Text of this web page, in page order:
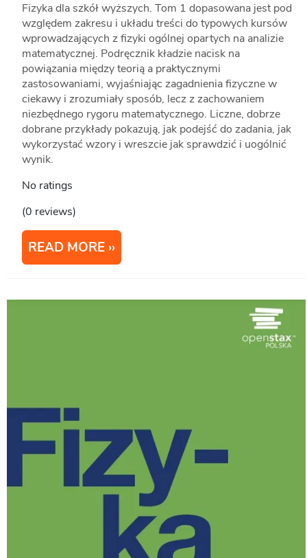
Fizyka dla szkół wyższych. Tom 1 dopasowana jest pod
względem zakresu i układu treści do typowych kursów
wprowadzających z fizyki ogólnej opartych na analizie
matematycznej. Podręcznik kładzie nacisk na
powiązania między teorią a praktycznymi
zastosowaniami, wyjaśniając zagadnienia fizyczne w
ciekawy i zrozumiały sposób, lecz z zachowaniem
niezbędnego rygoru matematycznego. Liczne, dobrze
dobrane przykłady pokazują, jak podejść do zadania, jak
wykorzystać wzory i wreszcie jak sprawdzić i uogólnić
wynik.
No ratings
(0 reviews)
READ MORE